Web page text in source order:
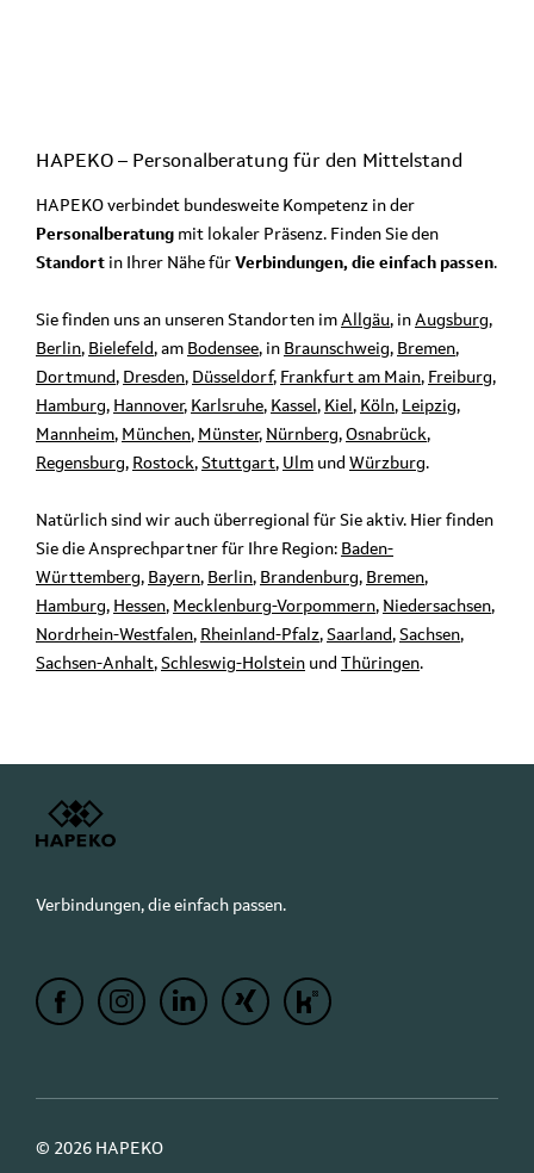
HAPEKO – Personalberatung für den Mittelstand
HAPEKO verbindet bundesweite Kompetenz in der
Personalberatung mit lokaler Präsenz. Finden Sie den
Standort in Ihrer Nähe für Verbindungen, die einfach passen.
Sie finden uns an unseren Standorten im Allgäu, in Augsburg,
Berlin, Bielefeld, am Bodensee, in Braunschweig, Bremen,
Dortmund, Dresden, Düsseldorf, Frankfurt am Main, Freiburg,
Hamburg, Hannover, Karlsruhe, Kassel , Kiel , Köln, Leipzig,
Mannheim, München, Münster, Nürnberg, Osnabrück,
Regensburg, Rostock, Stuttgart, Ulm und Würzburg.
Natürlich sind wir auch überregional für Sie aktiv. Hier finden
Sie die Ansprechpartner für Ihre Region: Baden-
Württemberg, Bayern, Berlin, Brandenburg, Bremen,
Hamburg, Hessen, Mecklenburg-Vorpommern, Niedersachsen,
Nordrhein-Westfalen, Rheinland-Pfalz, Saarland, Sachsen,
Sachsen-Anhalt, Schleswig-Holstein und Thüringen.
Verbindungen, die einfach passen.
© 2026 HAPEKO